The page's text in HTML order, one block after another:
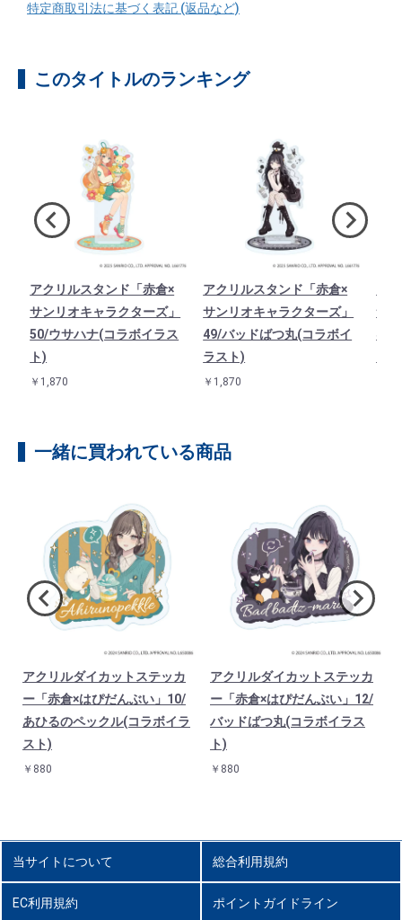
特定商取引法に基づく表記 (返品など)
このタイトルのランキング
アクリルスタンド「赤倉×
サンリオキャラクターズ」
50/ウサハナ(コラボイラス
ト)
￥1,870
アクリルスタンド「赤倉×
サンリオキャラクターズ」
49/バッドばつ丸(コラボイ
ラスト)
￥1,870
サ
一緒に買われている商品
アクリルダイカットステッカ
ー「赤倉×はぴだんぶい」10/
あひるのペックル(コラボイラ
スト)
￥880
アクリルダイカットステッカ
ー「赤倉×はぴだんぶい」12/
バッドばつ丸(コラボイラス
ト)
￥880
当サイトについて 総合利用規約
EC利用規約 ポイントガイドライン